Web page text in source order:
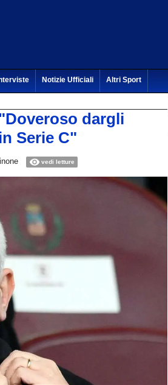
Notizie Ufficiali Altri Sport
dargli
Serie C"
vedi letture